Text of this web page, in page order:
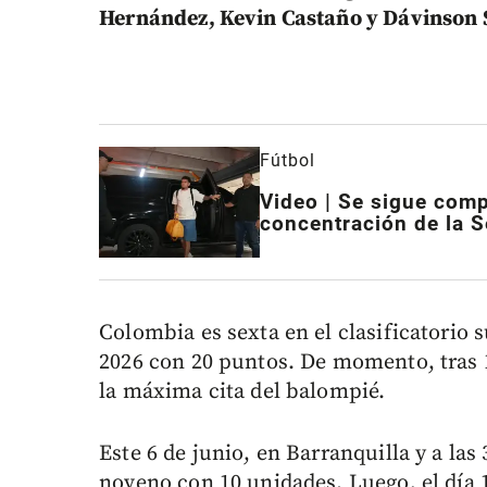
Hernández, Kevin Castaño y Dávinson
Fútbol
Video | Se sigue
concentración de la
Colombia es sexta en el clasificatorio
2026 con 20 puntos. De momento,
la máxima cita del balompié.
Este 6 de junio, en Barranquilla y a